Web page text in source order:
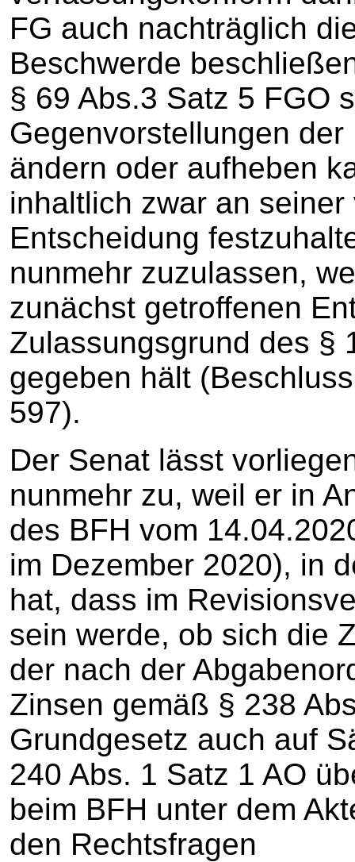
FG auch nachträglich
Beschwerde
§ 69 Abs.3 Satz 5 FGO
Gegenvorstellungen
ändern oder aufheben
inhaltlich zwar an
Entscheidung
nunmehr zuzulassen,
zunächst getroffenen
Zulassungsgrund des §
gegeben hält
597).
Der Senat lässt
nunmehr zu, weil er in
des BFH vom
im Dezember 2020), in
hat, dass im
sein werde, ob sich die
der nach der
Zinsen gemäß § 238
Grundgesetz auch auf
240 Abs. 1 Satz 1 AO
beim BFH unter dem
den Rechtsfragen